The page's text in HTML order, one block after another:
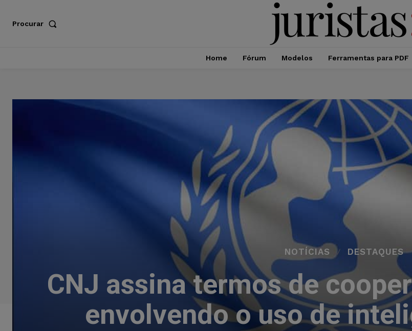
Procurar
Home Fórum Modelos Ferramentas para PDF
NOTÍCIAS DESTAQUES
CNJ assina termos de
envolvendo o uso de